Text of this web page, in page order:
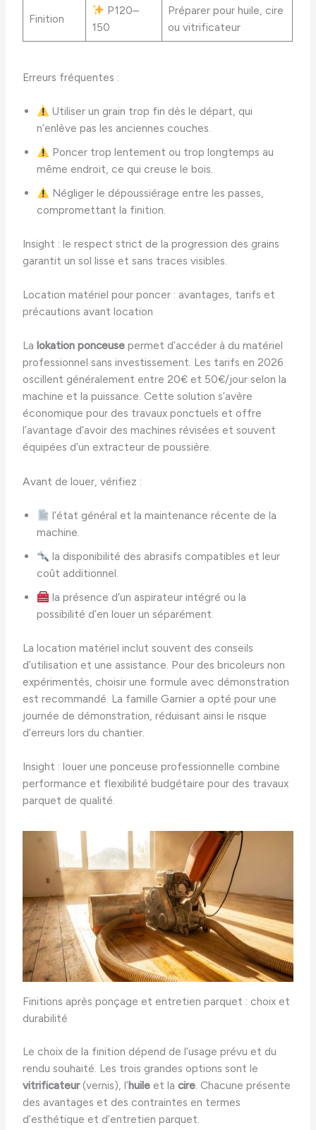
Finition
P120–
150
Préparer pour huile, cire
ou vitrificateur
Erreurs fréquentes :
Utiliser un grain trop fin dès le départ, qui
n’enlève pas les anciennes couches.
Poncer trop lentement ou trop longtemps au
même endroit, ce qui creuse le bois.
Négliger le dépoussiérage entre les passes,
compromettant la finition.
Insight : le respect strict de la progression des grains
garantit un sol lisse et sans traces visibles.
Location matériel pour poncer : avantages, tarifs et
précautions avant location
Lalokation ponceuse permet d’accéder à du matériel
professionnel sans investissement. Les tarifs en 2026
oscillent généralement entre 20€ et 50€/jour selon la
machine et la puissance. Cette solution s’avère
économique pour des travaux ponctuels et offre
l’avantage d’avoir des machines révisées et souvent
équipées d’un extracteur de poussière.
Avant de louer, vérifiez :
l’état général et la maintenance récente de la
machine.
la disponibilité des abrasifs compatibles et leur
coût additionnel.
la présence d’un aspirateur intégré ou la
possibilité d’en louer un séparément.
La location matériel inclut souvent des conseils
d’utilisation et une assistance. Pour des bricoleurs non
expérimentés, choisir une formule avec démonstration
est recommandé. La famille Garnier a opté pour une
journée de démonstration, réduisant ainsi le risque
d’erreurs lors du chantier.
Insight : louer une ponceuse professionnelle combine
performance et flexibilité budgétaire pour des travaux
parquet de qualité.
Finitions après ponçage et entretien parquet : choix et
durabilité
Le choix de la finition dépend de l’usage prévu et du
rendu souhaité. Les trois grandes options sont le
vitrificateur(vernis), l’huile et lacire. Chacune présente
des avantages et des contraintes en termes
d’esthétique et d’entretien parquet.